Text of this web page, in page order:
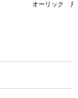
オーリック 戸